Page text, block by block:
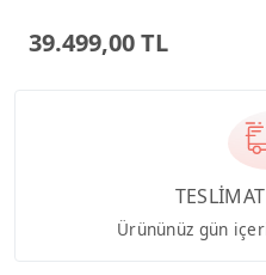
39.499,00 TL
Ürününüz gün